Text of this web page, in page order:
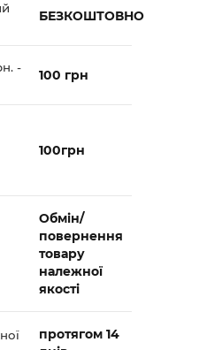
БЕЗКОШТОВНО
-
100 грн
100грн
Обмін/
повернення
товару
належної
якості
протягом 14